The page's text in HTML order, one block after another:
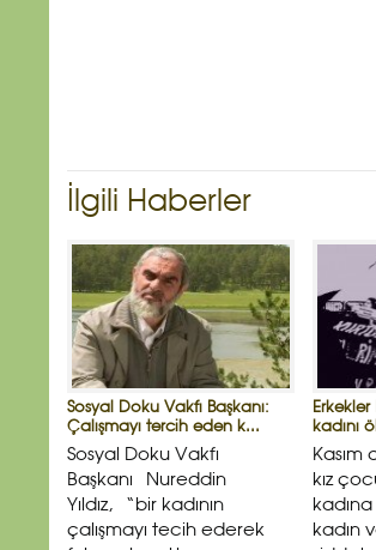
İlgili Haberler
Sosyal Doku Vakfı Başkanı:
Çalışmayı tercih eden k...
Sosyal Doku Vakfı
Başkanı Nureddin
Yıldız, “bir kadının
çalışmayı tecih ederek
Erkekler
kadını
Kasım
kız
kadın